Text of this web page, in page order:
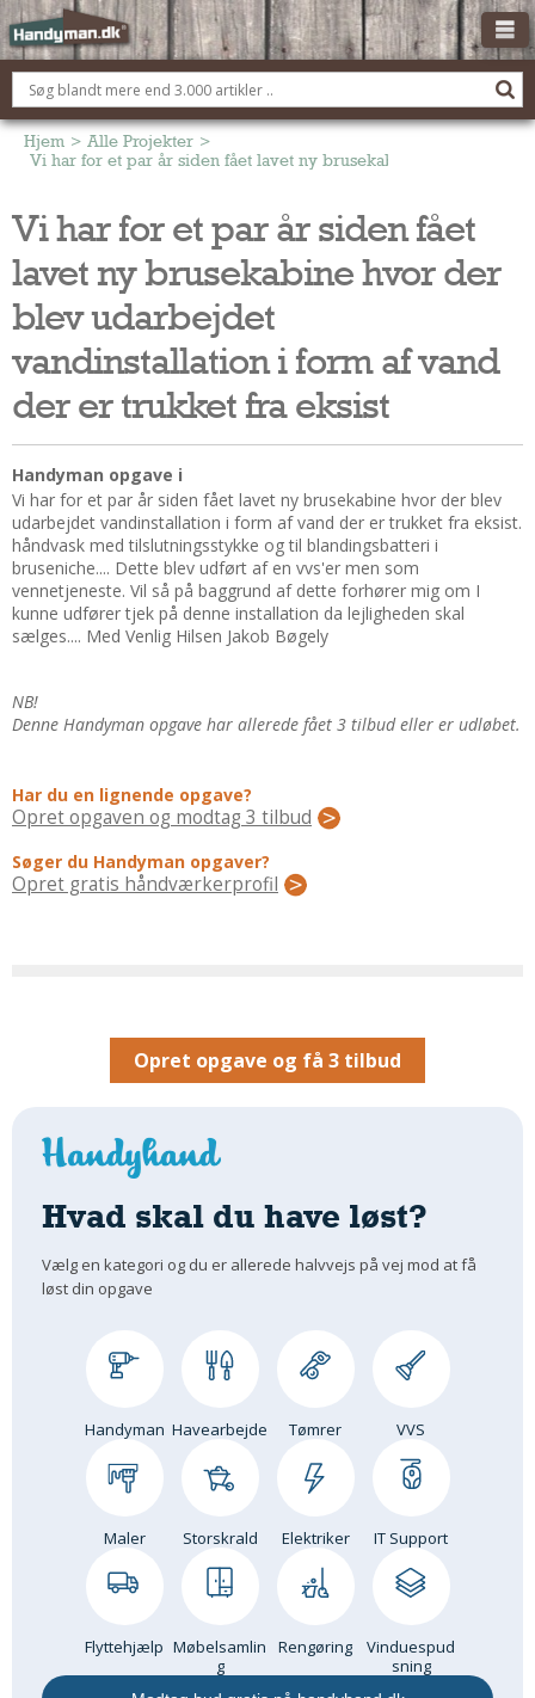
OM HANDYMAN.DK
FÅ 3 TILBUD
ANNONCERING
BOLIG KØBERÅDGIVNING
TØMRER/SNEDKER
Montage Og Nybyg
Reparation Og Vedligehold
Alt Om Køkkenet
Om Materialer
Andet
ELEKTRIKER
Regler Og Love
Udskiftning Og Montage
Om Materialer
Tips Og Tests
Montage Og Udskiftning
Andet
MALER
Indendørs
Reparationer
Om Værktøj
GLARMESTER
Udskiftning Og Montage
HANDYMAN
Beplantning
Om Værktøj
Hjem > Alle Projekter >
Vi har for et par år siden fået lavet ny brusekabine hvor der
Vi har for et par år siden fået
lavet ny brusekabine hvor der
blev udarbejdet
vandinstallation i form af vand
der er trukket fra eksist
Handyman opgave i
Vi har for et par år siden fået lavet ny brusekabine hvor der blev
udarbejdet vandinstallation i form af vand der er trukket fra eksist.
håndvask med tilslutningsstykke og til blandingsbatteri i
bruseniche.... Dette blev udført af en vvs'er men som
vennetjeneste. Vil så på baggrund af dette forhører mig om I
kunne udfører tjek på denne installation da lejligheden skal
sælges.... Med Venlig Hilsen Jakob Bøgely
NB!
Denne Handyman opgave har allerede fået 3 tilbud eller er udløbet.
Har du en lignende opgave?
Opret opgaven og modtag 3 tilbud
Søger du Handyman opgaver?
Opret gratis håndværkerprofil
Opret opgave og få 3 tilbud
Hvad skal du have løst?
Vælg en kategori og du er allerede halvvejs på vej mod at få
løst din opgave
Handyman Havearbejde Tømrer VVS
Maler Storskrald Elektriker IT Support
Flyttehjælp Møbelsamlin
g
Rengøring
Vinduespud
sning